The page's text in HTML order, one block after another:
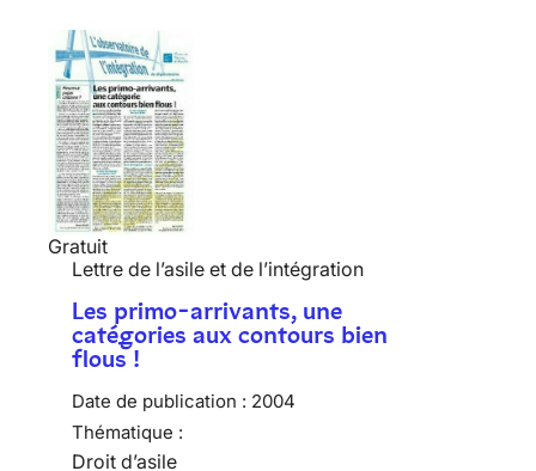
Gratuit
Lettre de l’asile et de l’intégration
Les primo-arrivants, une
catégories aux contours bien
flous !
Date de publication : 2004
Thématique :
Droit d’asile